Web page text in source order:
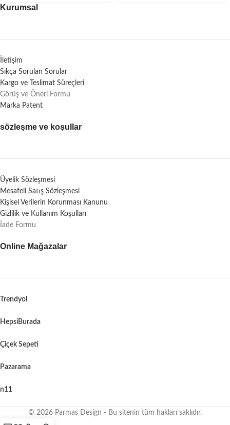
Kurumsal
İletişim
Sıkça Sorulan Sorular
Kargo ve Teslimat Süreçleri
Görüş ve Öneri Formu
Marka Patent
sözleşme ve koşullar
Üyelik Sözleşmesi
Mesafeli Satış Sözleşmesi
Kişisel Verilerin Korunması Kanunu
Gizlilik ve Kullanım Koşulları
İade Formu
Online Mağazalar
Trendyol
HepsiBurada
Çiçek Sepeti
Pazarama
n11
© 2026 Parmas Design - Bu sitenin tüm hakları saklıdır.